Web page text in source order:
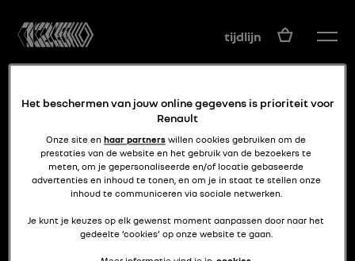
tijdlijn NL
grand sport, grand luxe.
VIVA GRAND SPORT
Het beschermen van jouw online gegevens is prioriteit voor
Renault
Onze site en haar partners willen cookies gebruiken om de
prestaties van de website en het gebruik van de bezoekers te
meten, om je gepersonaliseerde en/of locatie gebaseerde
advertenties en inhoud te tonen, en om je in staat te stellen onze
inhoud te communiceren via sociale netwerken.
Je kunt je keuzes op elk gewenst moment aanpassen door naar het
gedeelte ‘cookies’ op onze website te gaan.